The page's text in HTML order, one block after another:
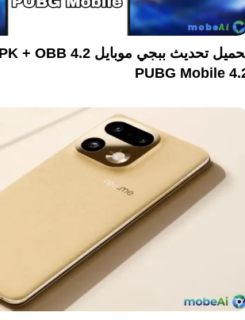
PUBG Mobile